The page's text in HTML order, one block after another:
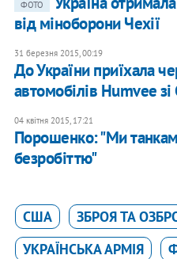
ФОТО
від міноборони Чехії
31 березня 2015, 00:19
До України приїхала
автомобілів Humvee
04 квітня 2015, 17:21
Порошенко: "Ми
безробіттю"
США
ЗБРОЯ ТА
УКРАЇНСЬКА АРМІЯ